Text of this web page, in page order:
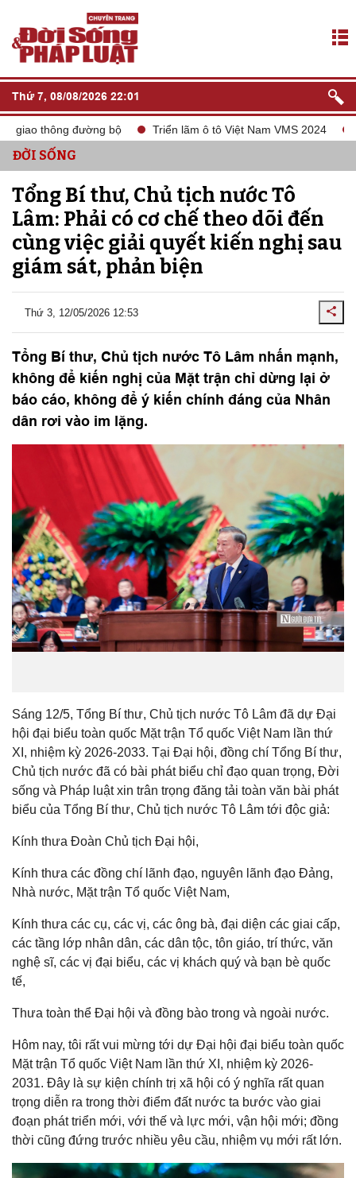
Thứ 7, 08/08/2026 22:01
đường bộ Triển lãm ô tô Việt Nam VMS 2024 tắt
ĐỜI SỐNG
Tổng Bí thư, Chủ tịch nước Tô
Lâm: Phải có cơ chế theo dõi đến
cùng việc giải quyết kiến nghị sau
giám sát, phản biện
Thứ 3, 12/05/2026 12:53
Tổng Bí thư, Chủ tịch nước Tô Lâm nhấn mạnh,
không để kiến nghị của Mặt trận chỉ dừng lại ở
báo cáo, không để ý kiến chính đáng của Nhân
dân rơi vào im lặng.
Sáng 12/5, Tổng Bí thư, Chủ tịch nước Tô Lâm đã dự Đại
hội đại biểu toàn quốc Mặt trận Tổ quốc Việt Nam lần thứ
XI, nhiệm kỳ 2026-2033. Tại Đại hội, đồng chí Tổng Bí thư,
Chủ tịch nước đã có bài phát biểu chỉ đạo quan trọng, Đời
sống và Pháp luật xin trân trọng đăng tải toàn văn bài phát
biểu của Tổng Bí thư, Chủ tịch nước Tô Lâm tới độc giả:
Kính thưa Đoàn Chủ tịch Đại hội,
Kính thưa các đồng chí lãnh đạo, nguyên lãnh đạo Đảng,
Nhà nước, Mặt trận Tổ quốc Việt Nam,
Kính thưa các cụ, các vị, các ông bà, đại diện các giai cấp,
các tầng lớp nhân dân, các dân tộc, tôn giáo, trí thức, văn
nghệ sĩ, các vị đại biểu, các vị khách quý và bạn bè quốc
tế,
Thưa toàn thể Đại hội và đồng bào trong và ngoài nước.
Hôm nay, tôi rất vui mừng tới dự Đại hội đại biểu toàn quốc
Mặt trận Tổ quốc Việt Nam lần thứ XI, nhiệm kỳ 2026-
2031. Đây là sự kiện chính trị xã hội có ý nghĩa rất quan
trọng diễn ra trong thời điểm đất nước ta bước vào giai
đoạn phát triển mới, với thế và lực mới, vận hội mới; đồng
thời cũng đứng trước nhiều yêu cầu, nhiệm vụ mới rất lớn.